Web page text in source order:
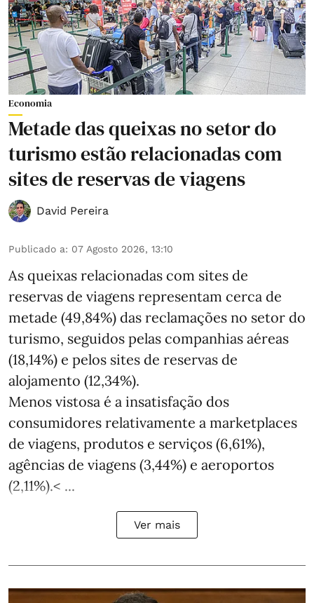
Economia
Metade das queixas no setor do
turismo estão relacionadas com
sites de reservas de viagens
David Pereira
Publicado a: 07 Agosto 2026, 13:10
As queixas relacionadas com sites de
reservas de viagens representam cerca de
metade (49,84%) das reclamações no setor do
turismo, seguidos pelas companhias aéreas
(18,14%) e pelos sites de reservas de
alojamento (12,34%).
Menos vistosa é a insatisfação dos
consumidores relativamente a marketplaces
de viagens, produtos e serviços (6,61%),
agências de viagens (3,44%) e aeroportos
(2,11%).< ...
Ver mais